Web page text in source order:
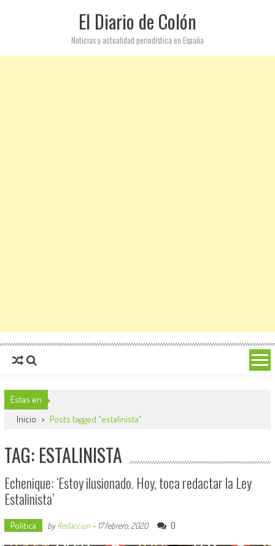
El Diario de Colón
Noticias y actualidad periodística en España
Estas en
Inicio > Posts tagged "estalinista"
TAG: ESTALINISTA
Echenique: ‘Estoy ilusionado. Hoy, toca redactar la Ley
Estalinista’
Política byRedaccion- 17 febrero, 2020 0